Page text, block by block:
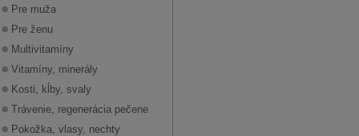
Pre muža
Pre ženu
Multivitamíny
Vitamíny, minerály
Kosti, kĺby, svaly
Trávenie, regenerácia pečene
Pokožka, vlasy, nechty